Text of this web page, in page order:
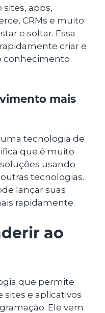
apps,
CRMs e muito
e soltar. Essa
criar e
conhecimento
mais
tecnologia de
que é muito
usando
tecnologias.
lançar suas
rapidamente.
ao
que permite
sites e aplicativos
Ele vem